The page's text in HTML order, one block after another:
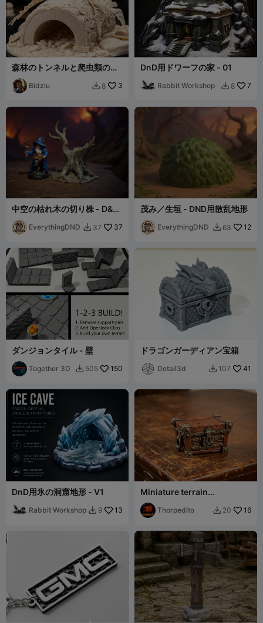
森林のトンネルと爬虫類の隠
れ家 – テラリウム用シダの丸
太洞窟Bidziu  8 3
DnD用ドワーフの家 - 01
Rabbit Workshop  8 7
中空の枯れ木の切り株 - D&D
用散乱地形
EverythingDND  37 37
茂み／生垣 - DND用散乱地形
EverythingDND  63 12
ダンジョンタイル - 壁
Together 3D  505 150
ドラゴンガーディアン宝箱
Detail3d  107 41
DnD用氷の洞窟地形 - V1
Rabbit Workshop  9 13
Miniature terrain
Baul_madera
Thorpedito  20 16